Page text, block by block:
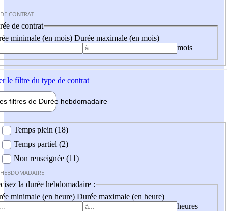
CONTRAT
de contrat
minimale (en mois) Durée maximale (en mois)
mois
le filtre du type de contrat
filtres de Durée hebdomadaire
Temps plein (18)
Temps partiel (2)
Non renseignée (11)
la durée hebdomadaire :
minimale (en heure) Durée maximale (en heure)
heures